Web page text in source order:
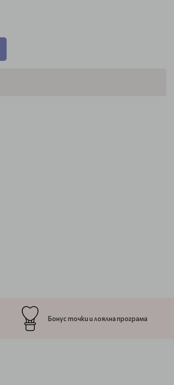
Бонус точки и лоялна програма